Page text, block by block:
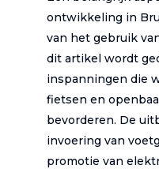
ontwikkeling in
van het gebruik
dit artikel wordt
inspanningen die
fietsen en
bevorderen. De
invoering van
promotie van